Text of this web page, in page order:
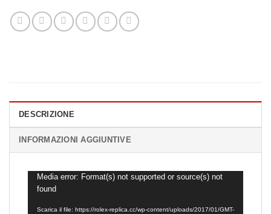
DESCRIZIONE
INFORMAZIONI AGGIUNTIVE
Video
Player
Media error: Format(s) not supported or source(s) not
found
Scarica il file: https://rolex-replica.cc/wp-content/uploads/2017/01/GMT-